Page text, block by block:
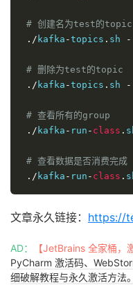
# 创建名为test的topic
./ kafka -topics . sh
# 删除为test的topic
./ kafka -topics . sh
# 查看所有的group
./ kafka - run - class .
# 查看数据是否消费完成
./ kafka - run - class .
文章永久链接： https://
AD： 【JetBrains 全家桶，
PyCharm 激活码、
细破解教程与永久激活方法